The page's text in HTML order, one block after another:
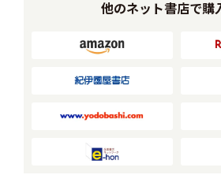
他のネット書店で購